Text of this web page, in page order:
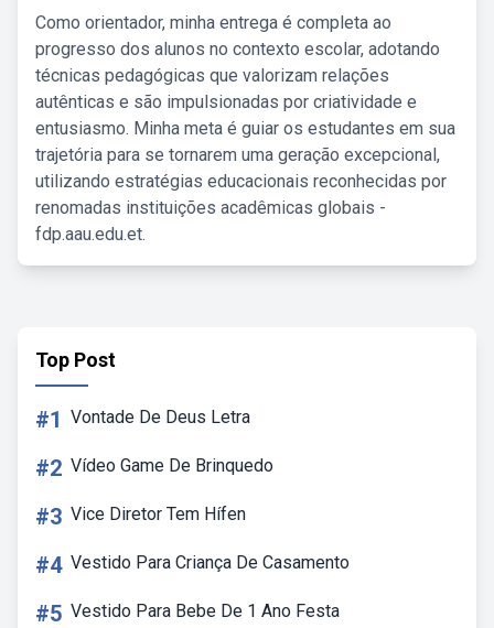
Como orientador, minha entrega é completa ao
progresso dos alunos no contexto escolar, adotando
técnicas pedagógicas que valorizam relações
autênticas e são impulsionadas por criatividade e
entusiasmo. Minha meta é guiar os estudantes em sua
trajetória para se tornarem uma geração excepcional,
utilizando estratégias educacionais reconhecidas por
renomadas instituições acadêmicas globais -
fdp.aau.edu.et.
Top Post
#1 Vontade De Deus Letra
#2 Vídeo Game De Brinquedo
#3 Vice Diretor Tem Hífen
#4 Vestido Para Criança De Casamento
#5 Vestido Para Bebe De 1 Ano Festa